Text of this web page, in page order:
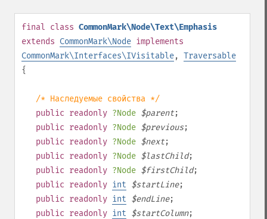
final class CommonMark\Node\Text\Emphasis
extends CommonMark\Node implements
CommonMark\Interfaces\IVisitable, Traversable
{
/* Наследуемые свойства */
public readonly ?Node $parent;
public readonly ?Node $previous;
public readonly ?Node $next;
public readonly ?Node $lastChild;
public readonly ?Node $firstChild;
public readonly int $startLine;
public readonly int $endLine;
public readonly int $startColumn;